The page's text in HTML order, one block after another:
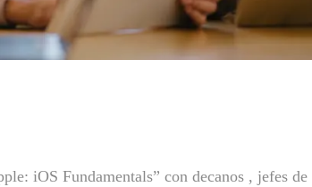
iOS Fundamentals” con decanos , jefes de